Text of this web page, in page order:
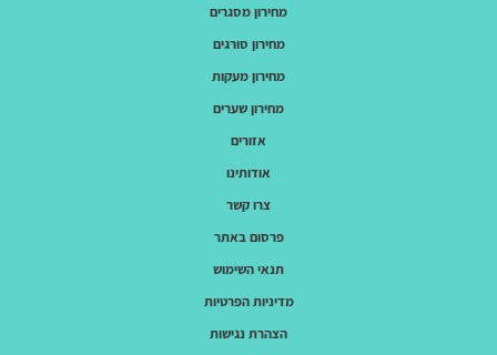
מחירון מסגרים
מחירון סורגים
מחירון מעקות
מחירון שערים
אזורים
אודותינו
צרו קשר
פרסום באתר
תנאי השימוש
מדיניות הפרטיות
הצהרת נגישות